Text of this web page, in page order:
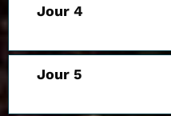
Jour 4
Jour 5